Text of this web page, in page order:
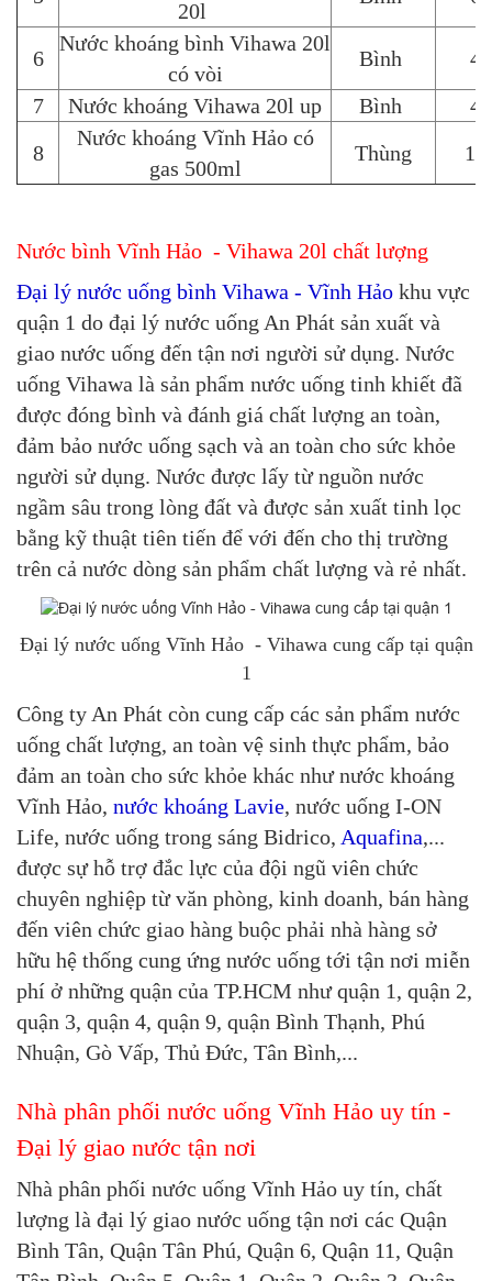
20l
6
Nước khoáng bình Vihawa 20l
có vòi
Bình
7
Nước khoáng Vihawa 20l up Bình
8
Nước khoáng Vĩnh Hảo có
gas 500ml
Thùng
Nước bình Vĩnh Hảo - Vihawa 20l chất lượng
Đại lý nước uống bình Vihawa - Vĩnh Hảo khu vực
quận 1 do đại lý nước uống An Phát sản xuất và
giao nước uống đến tận nơi người sử dụng. Nước
uống Vihawa là sản phẩm nước uống tinh khiết đã
được đóng bình và đánh giá chất lượng an toàn,
đảm bảo nước uống sạch và an toàn cho sức khỏe
người sử dụng. Nước được lấy từ nguồn nước
ngầm sâu trong lòng đất và được sản xuất tinh lọc
bằng kỹ thuật tiên tiến để với đến cho thị trường
trên cả nước dòng sản phẩm chất lượng và rẻ nhất.
Đại lý nước uống Vĩnh Hảo - Vihawa cung cấp tại quận
1
Công ty An Phát còn cung cấp các sản phẩm nước
uống chất lượng, an toàn vệ sinh thực phẩm, bảo
đảm an toàn cho sức khỏe khác như nước khoáng
Vĩnh Hảo, nước khoáng Lavie, nước uống I-ON
Life, nước uống trong sáng Bidrico, Aquafina,...
được sự hỗ trợ đắc lực của đội ngũ viên chức
chuyên nghiệp từ văn phòng, kinh doanh, bán hàng
đến viên chức giao hàng buộc phải nhà hàng sở
hữu hệ thống cung ứng nước uống tới tận nơi miễn
phí ở những quận của TP.HCM như quận 1, quận 2,
quận 3, quận 4, quận 9, quận Bình Thạnh, Phú
Nhuận, Gò Vấp, Thủ Đức, Tân Bình,...
Nhà phân phối nước uống Vĩnh Hảo uy tín -
Đại lý giao nước tận nơi
Nhà phân phối nước uống Vĩnh Hảo uy tín, chất
lượng là đại lý giao nước uống tận nơi các Quận
Bình Tân, Quận Tân Phú, Quận 6, Quận 11, Quận